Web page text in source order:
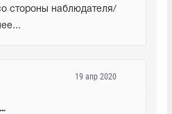
стороны наблюдателя/
MOZOLEV_YOUTUBE
19 апр 2020